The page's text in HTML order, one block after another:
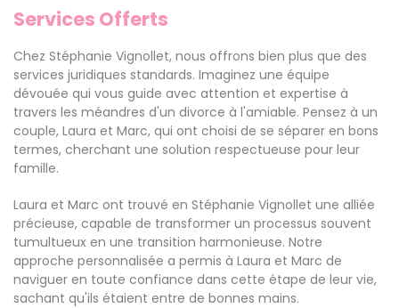
Services Offerts
Chez Stéphanie Vignollet, nous offrons bien plus que des
services juridiques standards. Imaginez une équipe
dévouée qui vous guide avec attention et expertise à
travers les méandres d'un divorce à l'amiable. Pensez à un
couple, Laura et Marc, qui ont choisi de se séparer en bons
termes, cherchant une solution respectueuse pour leur
famille.
Laura et Marc ont trouvé en Stéphanie Vignollet une alliée
précieuse, capable de transformer un processus souvent
tumultueux en une transition harmonieuse. Notre
approche personnalisée a permis à Laura et Marc de
naviguer en toute confiance dans cette étape de leur vie,
sachant qu'ils étaient entre de bonnes mains.